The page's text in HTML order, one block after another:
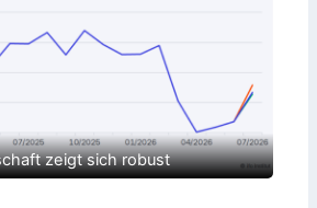
zeigt sich robust